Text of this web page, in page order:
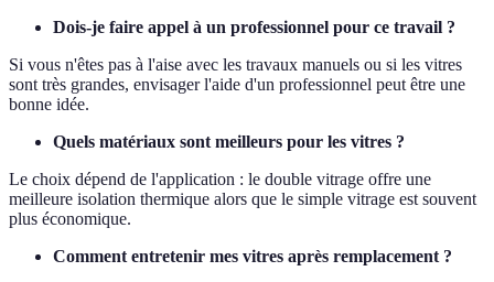
Dois-je faire appel à un professionnel pour ce travail ?
Si vous n'êtes pas à l'aise avec les travaux manuels ou si les vitres
sont très grandes, envisager l'aide d'un professionnel peut être une
bonne idée.
Quels matériaux sont meilleurs pour les vitres ?
Le choix dépend de l'application : le double vitrage offre une
meilleure isolation thermique alors que le simple vitrage est souvent
plus économique.
Comment entretenir mes vitres après remplacement ?